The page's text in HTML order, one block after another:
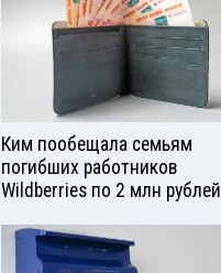
Ким пообещала семьям
погибших работников
Wildberries по 2 млн рублей